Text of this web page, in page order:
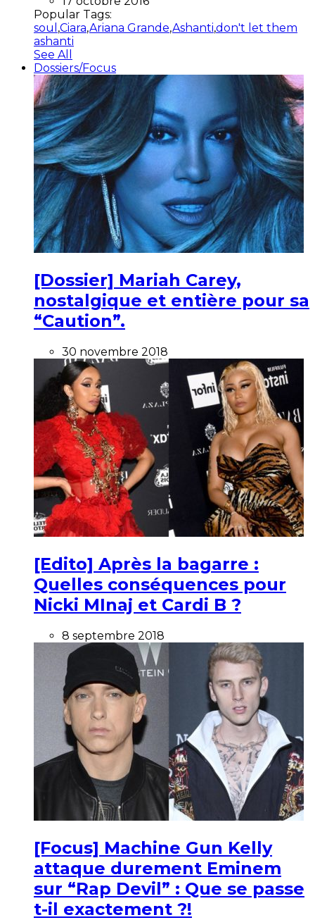
Popular Tags:
soul ,Ciara,Ariana Grande,Ashanti,don't let them
ashanti
See All
Dossiers/Focus
[Dossier] Mariah Carey,
nostalgique et entière pour sa
“Caution”.
30 novembre 2018
[Edito] Après la bagarre :
Quelles conséquences pour
Nicki MInaj et Cardi B ?
8 septembre 2018
[Focus] Machine Gun Kelly
attaque durement Eminem
sur “Rap Devil” : Que se passe
t-il exactement ?!